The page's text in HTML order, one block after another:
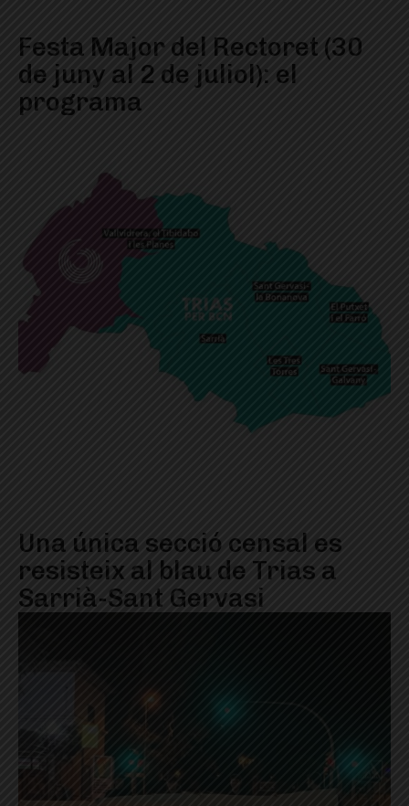
Festa Major del Rectoret (30
de juny al 2 de juliol): el
programa
Una única secció censal es
resisteix al blau de Trias a
Sarrià-Sant Gervasi